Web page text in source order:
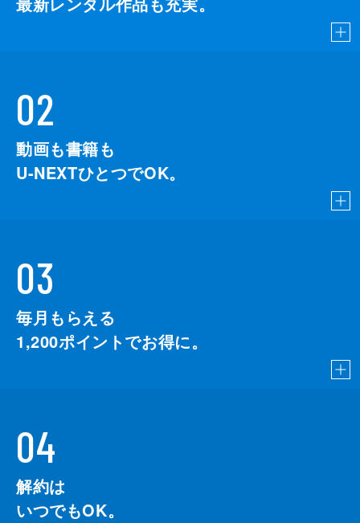
02
動画も書籍も
U-NEXTひとつでOK。
03
毎月もらえる
1,200ポイントでお得に。
04
解約は
いつでもOK。